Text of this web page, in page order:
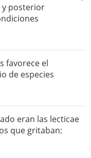
y posterior
favorece el
de especies
eran las lecticae
que gritaban: